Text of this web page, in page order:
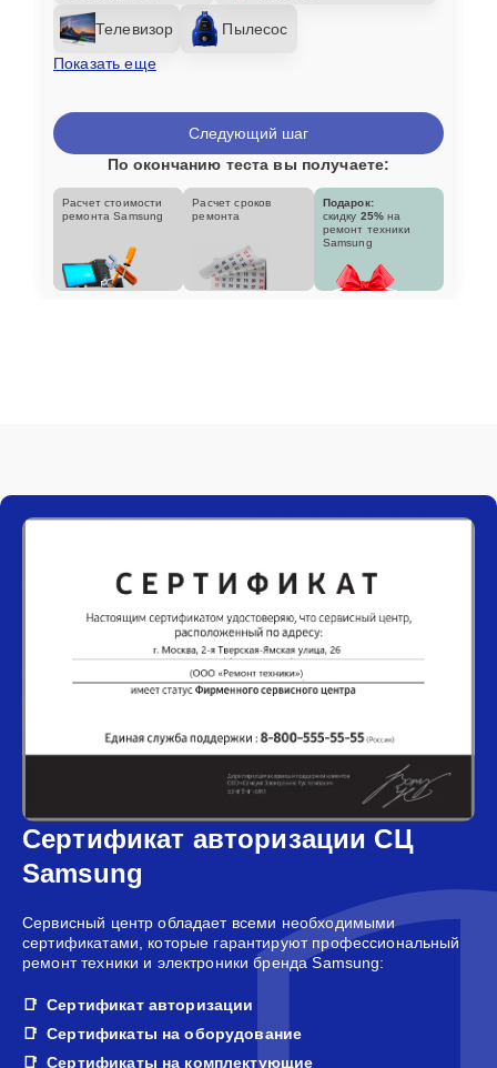
Телевизор
Пылесос
Показать еще
Следующий шаг
По окончанию теста вы получаете:
Расчет стоимости
ремонта Samsung
Расчет сроков
ремонта
Подарок:
скидку 25% на
ремонт техники
Samsung
Сертификат авторизации СЦ
Samsung
Сервисный центр обладает всеми необходимыми
сертификатами, которые гарантируют профессиональный
ремонт техники и электроники бренда Samsung:
Сертификат авторизации
Сертификаты на оборудование
Сертификаты на комплектующие